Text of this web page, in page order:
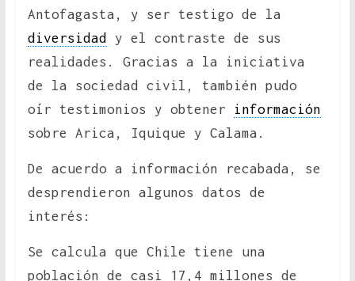
Antofagasta, y ser testigo de la
diversidad
y el contraste de sus
realidades. Gracias a la iniciativa
de la sociedad civil, también pudo
oír testimonios y obtener
información
sobre Arica, Iquique y Calama.
De acuerdo a información recabada, se
desprendieron algunos datos de
interés:
Se calcula que Chile tiene una
población de casi 17,4 millones de